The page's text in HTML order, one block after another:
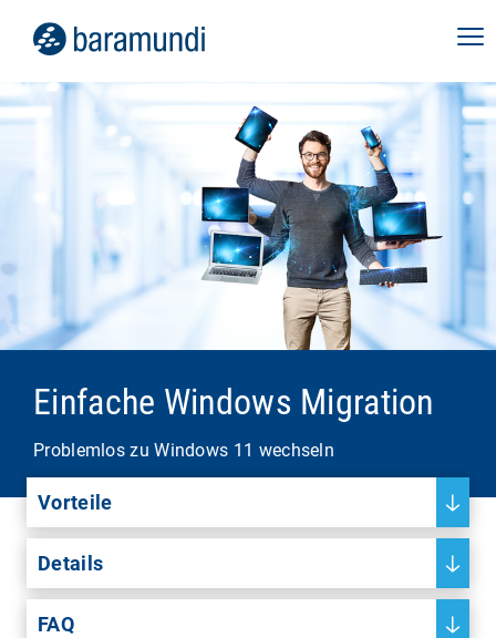
Einfache Windows Migration
Problemlos zu Windows 11 wechseln
Vorteile
Details
FAQ